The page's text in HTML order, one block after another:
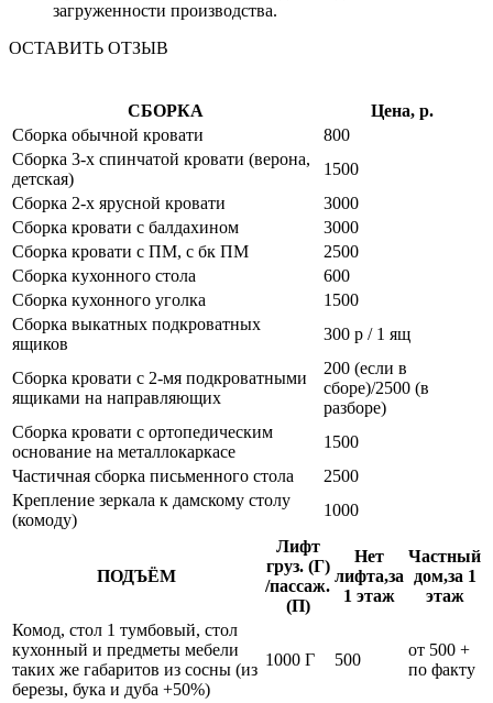
загруженности производства.
ОСТАВИТЬ ОТЗЫВ
СБОРКА
Цена, р.
Сборка обычной кровати
800
Сборка 3-х спинчатой кровати (верона,
детская)
1500
Сборка 2-х ярусной кровати
3000
Сборка кровати с балдахином
3000
Сборка кровати с ПМ, с бк ПМ
2500
Сборка кухонного стола
600
Сборка кухонного уголка
1500
Сборка выкатных подкроватных
ящиков
300 р / 1 ящ
Сборка кровати с 2-мя подкроватными
ящиками на направляющих
200 (если в
сборе)/2500 (в
разборе)
Сборка кровати с ортопедическим
основание на металлокаркасе
1500
Частичная сборка письменного стола
2500
Крепление зеркала к дамскому столу
(комоду)
1000
ПОДЪЁМ
Лифт
груз. (Г)
/пассаж.
(П)
Нет
лифта,за
1 этаж
Частный
дом,за 1
этаж
Комод, стол 1 тумбовый, стол
кухонный и предметы мебели
таких же габаритов из сосны (из
березы, бука и дуба +50%)
1000 Г 500
от 500 +
по факту